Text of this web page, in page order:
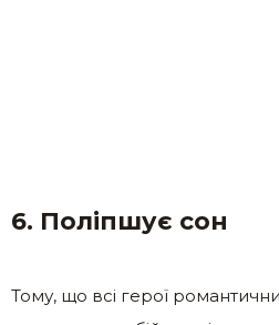
6. Поліпшує сон
Тому, що всі герої